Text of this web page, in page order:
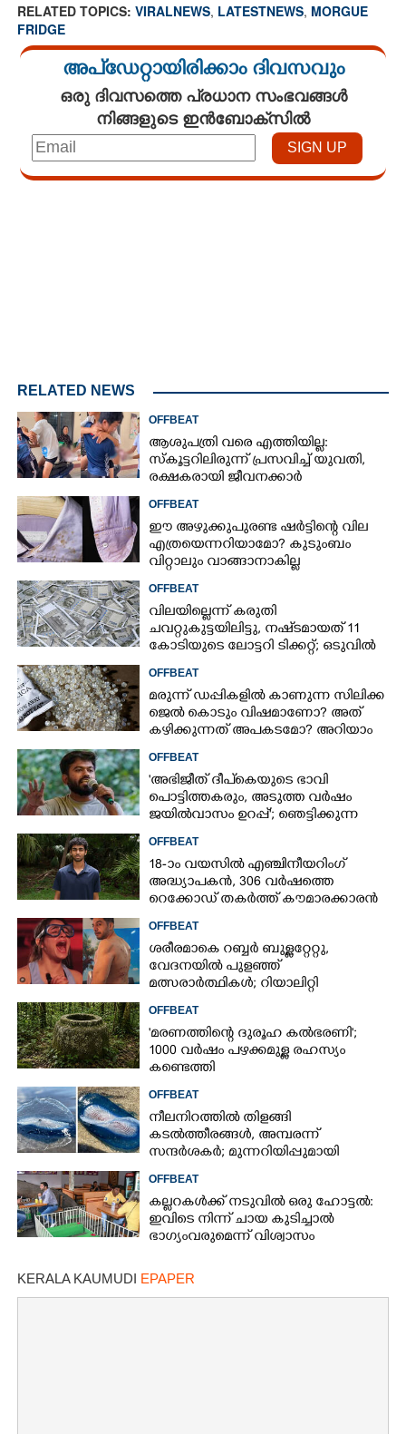
RELATED TOPICS: VIRALNEWS, LATESTNEWS, MORGUE
FRIDGE
അപ്ഡേറ്റായിരിക്കാം ദിവസവും
ഒരു ദിവസത്തെ പ്രധാന സംഭവങ്ങൾ
നിങ്ങളുടെ ഇൻബോക്സിൽ
RELATED NEWS
OFFBEAT
ആശുപത്രി വരെ എത്തിയില്ല:
സ്കൂട്ടറിലിരുന്ന് പ്രസവിച്ച് യുവതി,
രക്ഷകരായി ജീവനക്കാർ
OFFBEAT
ഈ അഴുക്കുപുരണ്ട ഷർട്ടിന്റെ വില
എത്രയെന്നറിയാമോ? കുടുംബം
വിറ്റാലും വാങ്ങാനാകില്ല
OFFBEAT
വിലയില്ലെന്ന് കരുതി
ചവറ്റുകുട്ടയിലിട്ടു, നഷ്‌ടമായത് 11
കോടിയുടെ ലോട്ടറി ടിക്കറ്റ്; ഒടുവിൽ
OFFBEAT
മരുന്ന് ഡപ്പികളിൽ കാണുന്ന സിലിക്ക
ജെൽ കൊടും വിഷമാണോ? അത്
കഴിക്കുന്നത് അപകടമോ? അറിയാം
OFFBEAT
'അഭിജീത് ദീപ്‌കെയുടെ ഭാവി
പൊട്ടിത്തകരും, അടുത്ത വർഷം
ജയിൽവാസം ഉറപ്പ്'; ഞെട്ടിക്കുന്ന
OFFBEAT
18-ാം വയസിൽ എഞ്ചിനീയറിംഗ്
അദ്ധ്യാപകൻ, 306 വർഷത്തെ
റെക്കോഡ് തകർത്ത് കൗമാരക്കാരൻ
OFFBEAT
ശരീരമാകെ റബ്ബർ ബുള്ളറ്റേറ്റു,
വേദനയിൽ പുളഞ്ഞ്
മത്സരാർത്ഥികൾ; റിയാലിറ്റി
OFFBEAT
'മരണത്തിന്റെ ദുരൂഹ കൽഭരണി';
1000 വർഷം പഴക്കമുള്ള രഹസ്യം
കണ്ടെത്തി
OFFBEAT
നീലനിറത്തിൽ തിളങ്ങി
കടൽത്തീരങ്ങൾ, അമ്പരന്ന്
സന്ദർശകർ; മുന്നറിയിപ്പുമായി
OFFBEAT
കല്ലറകൾക്ക് നടുവിൽ ഒരു ഹോട്ടൽ:
ഇവിടെ നിന്ന് ചായ കുടിച്ചാൽ
ഭാഗ്യംവരുമെന്ന് വിശ്വാസം
KERALA KAUMUDI EPAPER
Share this link
Copy Link